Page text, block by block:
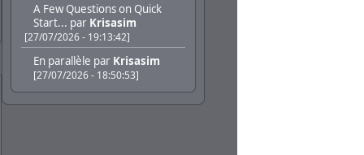
A Few Questions on Quick
Start... par Krisasim
[27/07/2026 - 19:13:42]
En parallèle par Krisasim
[27/07/2026 - 18:50:53]